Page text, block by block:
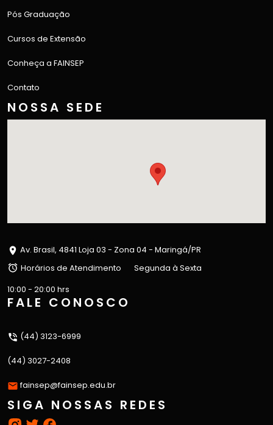
Pós Graduação
Cursos de Extensão
Conheça a FAINSEP
Contato
NOSSA SEDE
Av. Brasil, 4841 Loja 03 - Zona 04 - Maringá/PR
Horários de Atendimento
Segunda à Sexta
10:00 - 20:00 hrs
FALE CONOSCO
(44) 3123-6999
(44) 3027-2408
fainsep@fainsep.edu.br
SIGA NOSSAS REDES